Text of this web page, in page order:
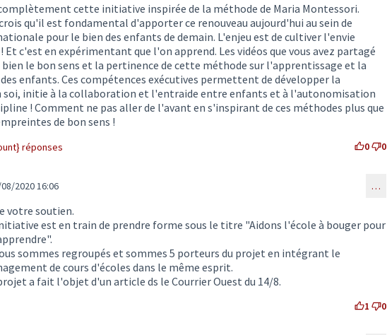
cette initiative inspirée de la méthode de Maria Montessori.
qu'il est fondamental d'apporter ce renouveau aujourd'hui au sein de
pour le bien des enfants de demain. L'enjeu est de cultiver l'envie
Et c'est en expérimentant que l'on apprend. Les vidéos que vous avez partagé
le bon sens et la pertinence de cette méthode sur l'apprentissage et la
enfants. Ces compétences exécutives permettent de développer la
soi, initie à la collaboration et l'entraide entre enfants et à l'autonomisation
! Comment ne pas aller de l'avant en s'inspirant de ces méthodes plus que
de bon sens !
réponses 0 0
(réponse au commentaire 2005)
2020 16:06 …
votre soutien.
est en train de prendre forme sous le titre "Aidons l'école à bouger pour
sommes regroupés et sommes 5 porteurs du projet en intégrant le
de cours d'écoles dans le même esprit.
a fait l'objet d'un article ds le Courrier Ouest du 14/8.
1 0